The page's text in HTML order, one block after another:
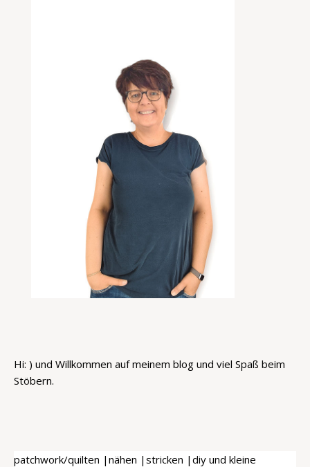
Hi: ) und Willkommen auf meinem blog und viel Spaß beim
Stöbern.
patchwork/quilten |nähen |stricken |diy und kleine